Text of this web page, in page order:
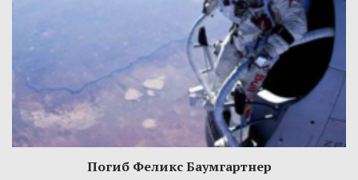
Погиб Феликс Баумгартнер